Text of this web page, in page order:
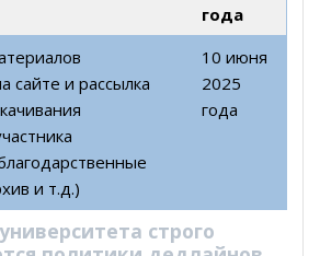
года
сайте и рассылка
и т.д.)
10 июня
2025
года
строго